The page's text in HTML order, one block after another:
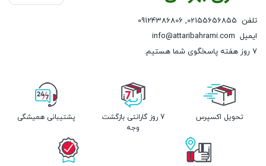
تلفن 02155656855
,
09124386806
ایمیل info@attaribahrami.com
۷ روز هفته پاسخگوی شما هستیم.
تحویل اکسپرس
7 روز گارانتی بازگشت
وجه
پشتیبانی همیشگی